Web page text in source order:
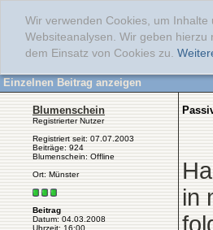
Wir verwenden Cookies, um
Websiteanalysen. Wir geben
dem Einsatz von Cookies zu.
Einzelnen Beitrag anzeigen
Blumenschein
Registrierter Nutzer
Registriert seit: 07.07.2003
Beiträge: 924
Blumenschein: Offline
Ort: Münster
Beitrag
Datum: 04.03.2008
in